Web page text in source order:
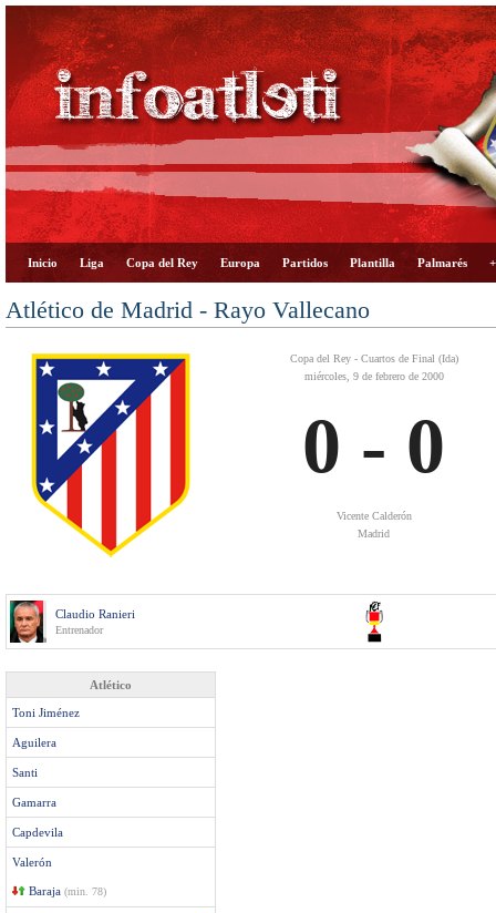
Inicio Liga Copa del Rey Europa Partidos Plantilla Palmarés
Atlético de Madrid - Rayo Vallecano
Copa del Rey - Cuartos de Final (Ida)
miércoles, 9 de febrero de 2000
0 - 0
Vicente Calderón
Madrid
Claudio Ranieri
Entrenador
Atlético
Toni Jiménez
Aguilera
Santi
Gamarra
Capdevila
Valerón
Baraja (min. 78)